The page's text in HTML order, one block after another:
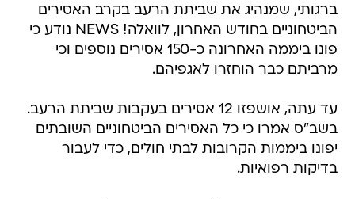
ברגותי, שמנהיג את שביתת הרעב בקרב האסירים
הביטחוניים בחודש האחרון, לוואלה! NEWS נודע כי
פונו ביממה האחרונה כ-150 אסירים נוספים וכי
מרביתם כבר הוחזרו לאגפיהם.
עד עתה, אושפזו 12 אסירים בעקבות שביתת הרעב.
בשב"ס אמרו כי כל האסירים הביטחוניים השובתים
יפונו ביממות הקרובות לבתי חולים, כדי לעבור
בדיקות רפואיות.